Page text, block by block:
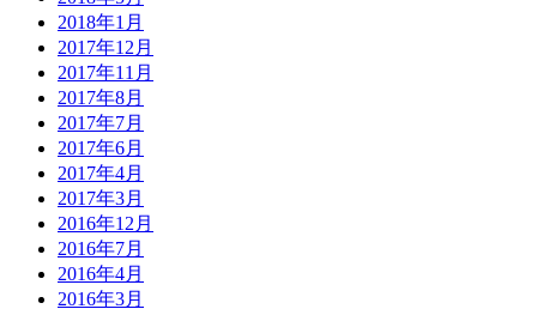
2018年1月
2017年12月
2017年11月
2017年8月
2017年7月
2017年6月
2017年4月
2017年3月
2016年12月
2016年7月
2016年4月
2016年3月